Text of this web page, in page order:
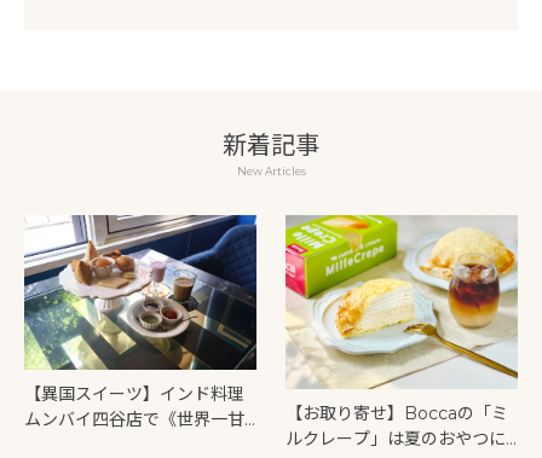
新着記事
New Articles
【異国スイーツ】インド料理
ムンバイ四谷店で《世界一甘
【お取り寄せ】Boccaの「ミ
ルクレープ」は夏のおやつに